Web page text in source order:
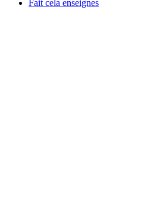
Fait cela enseignes